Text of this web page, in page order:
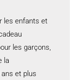
les enfants et
les garçons,
la
et plus